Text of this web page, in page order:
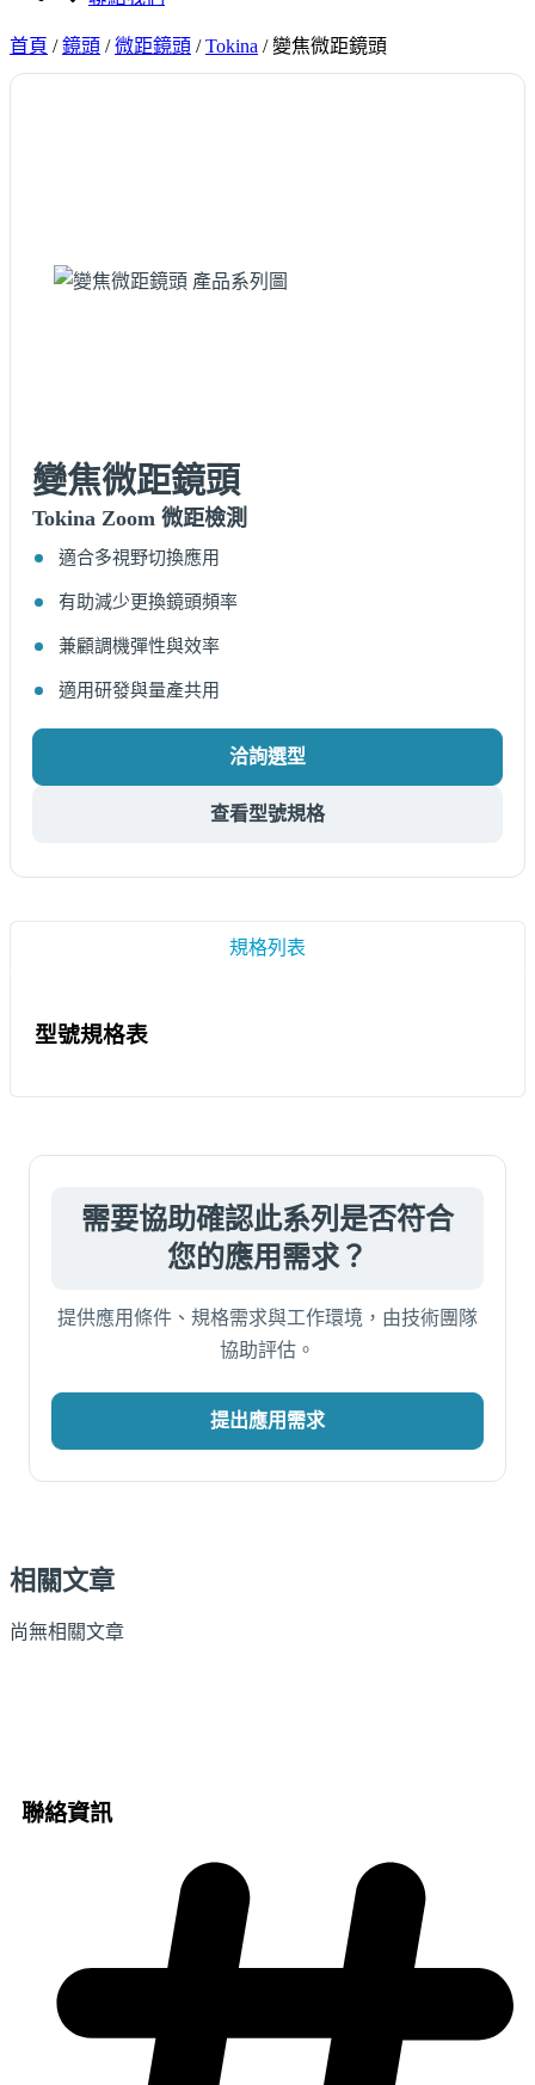
首頁 /鏡頭 /微距鏡頭 /Tokina /變焦微距鏡頭
變焦微距鏡頭
Tokina Zoom 微距檢測
適合多視野切換應用
有助減少更換鏡頭頻率
兼顧調機彈性與效率
適用研發與量產共用
洽詢選型
查看型號規格
規格列表
型號規格表
需要協助確認此系列是否符合
您的應用需求？
提供應用條件、規格需求與工作環境，由技術團隊
協助評估。
提出應用需求
相關文章
尚無相關文章
聯絡資訊